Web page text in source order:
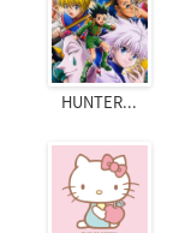
HUNTER...